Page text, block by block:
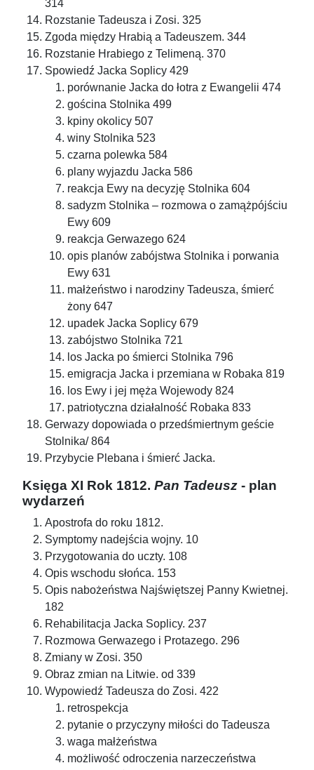
314
Rozstanie Tadeusza i Zosi. 325
Zgoda między Hrabią a Tadeuszem. 344
Rozstanie Hrabiego z Telimeną. 370
Spowiedź Jacka Soplicy 429
porównanie Jacka do łotra z Ewangelii 474
gościna Stolnika 499
kpiny okolicy 507
winy Stolnika 523
czarna polewka 584
plany wyjazdu Jacka 586
reakcja Ewy na decyzję Stolnika 604
sadyzm Stolnika – rozmowa o zamążpójściu
Ewy 609
reakcja Gerwazego 624
opis planów zabójstwa Stolnika i porwania
Ewy 631
małżeństwo i narodziny Tadeusza, śmierć
żony 647
upadek Jacka Soplicy 679
zabójstwo Stolnika 721
los Jacka po śmierci Stolnika 796
emigracja Jacka i przemiana w Robaka 819
los Ewy i jej męża Wojewody 824
patriotyczna działalność Robaka 833
Gerwazy dopowiada o przedśmiertnym geście
Stolnika/ 864
Przybycie Plebana i śmierć Jacka.
Księga XI Rok 1812. Pan Tadeusz - plan
wydarzeń
Apostrofa do roku 1812.
Symptomy nadejścia wojny. 10
Przygotowania do uczty. 108
Opis wschodu słońca. 153
Opis nabożeństwa Najświętszej Panny Kwietnej.
182
Rehabilitacja Jacka Soplicy. 237
Rozmowa Gerwazego i Protazego. 296
Zmiany w Zosi. 350
Obraz zmian na Litwie. od 339
Wypowiedź Tadeusza do Zosi. 422
retrospekcja
pytanie o przyczyny miłości do Tadeusza
waga małżeństwa
możliwość odroczenia narzeczeństwa